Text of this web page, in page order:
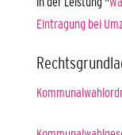
Eintragung bei